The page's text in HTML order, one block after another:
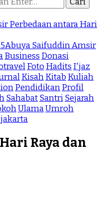
Perbedaan antara Hari
Abuya Saifuddin Amsir
Business Donasi
Foto Hadits I'jaz
KisahKitab Kuliah
PendidikanProfil
SahabatSantriSejarah
UlamaUmroh
Raya dan